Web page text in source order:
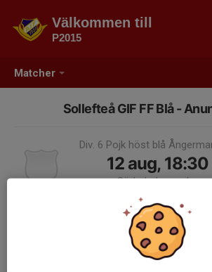
Matcher
Välkommen till
P2015
Sollefteå GIF FF Blå -
Div. 6 Pojk höst blå
12 aug, 18:30
Söderleden nedre
Samling 18:00